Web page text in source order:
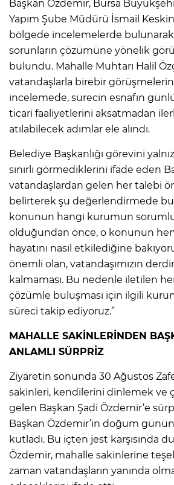
Başkan Özdemir, Bursa
Yapım Şube Müdürü İsmail
bölgede incelemelerde
sorunların çözümüne yönelik
bulundu. Mahalle Muhtarı Halil
vatandaşlarla birebir görüşmelerin
incelemede, sürecin esnafın
ticari faaliyetlerini aksatmadan
atılabilecek adımlar ele alındı.
Belediye Başkanlığı görevini
sınırlı görmediklerini ifade eden
vatandaşlardan gelen her talebi
belirterek şu değerlendirmede
konunun hangi kurumun
olduğundan önce, o konunun
hayatını nasıl etkilediğine
önemli olan, vatandaşımızın
kalmaması. Bu nedenle iletilen
çözümle buluşması için ilgili
süreci takip ediyoruz.”
MAHALLE SAKİNLERİNDEN
ANLAMLI SÜRPRİZ
Ziyaretin sonunda 30 Ağustos
sakinleri, kendilerini dinlemek ve
gelen Başkan Şadi Özdemir’e
Başkan Özdemir’in doğum
kutladı. Bu içten jest karşısında
Özdemir, mahalle sakinlerine
zaman vatandaşların yanında